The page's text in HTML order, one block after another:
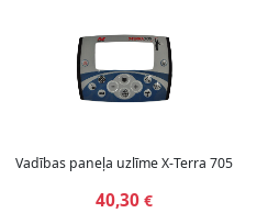
Vadības paneļa uzlīme X-Terra 705
40,30 €